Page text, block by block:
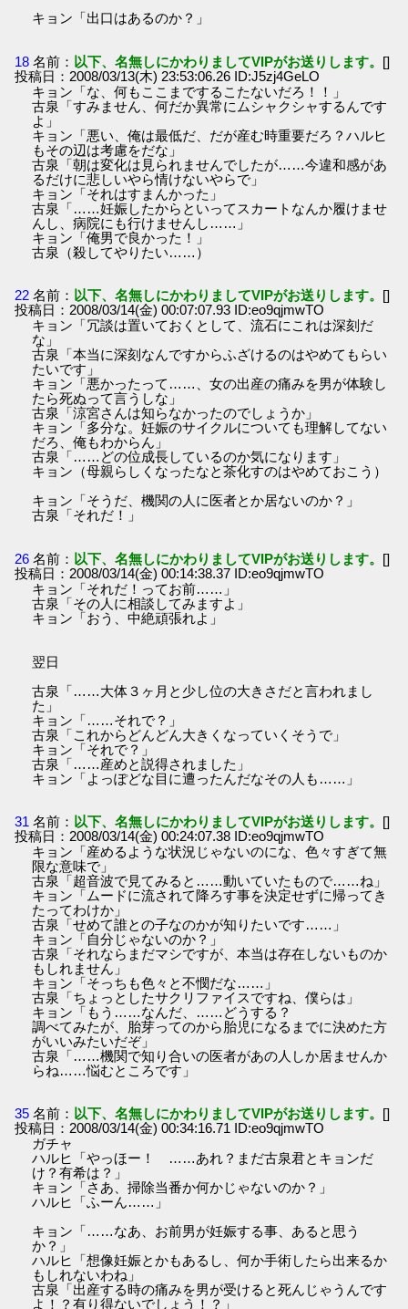
キョン「出口はあるのか？」
18 名前： 以下、名無しにかわりましてVIPがお送りします。 []
投稿日：2008/03/13(木) 23:53:06.26 ID:J5zj4GeLO
キョン「な、何もここまでするこたないだろ！！」
古泉「すみません、何だか異常にムシャクシャするんです
よ」
キョン「悪い、俺は最低だ、だが産む時重要だろ？ハルヒ
もその辺は考慮をだな」
古泉「朝は変化は見られませんでしたが……今違和感があ
るだけに悲しいやら情けないやらで」
キョン「それはすまんかった」
古泉「……妊娠したからといってスカートなんか履けませ
んし、病院にも行けませんし……」
キョン「俺男で良かった！」
古泉（殺してやりたい……）
22 名前： 以下、名無しにかわりましてVIPがお送りします。 []
投稿日：2008/03/14(金) 00:07:07.93 ID:eo9qjmwTO
キョン「冗談は置いておくとして、流石にこれは深刻だ
な」
古泉「本当に深刻なんですからふざけるのはやめてもらい
たいです」
キョン「悪かったって……、女の出産の痛みを男が体験し
たら死ぬって言うしな」
古泉「涼宮さんは知らなかったのでしょうか」
キョン「多分な。妊娠のサイクルについても理解してない
だろ、俺もわからん」
古泉「……どの位成長しているのか気になります」
キョン（母親らしくなったなと茶化すのはやめておこう）
キョン「そうだ、機関の人に医者とか居ないのか？」
古泉「それだ！」
26 名前： 以下、名無しにかわりましてVIPがお送りします。 []
投稿日：2008/03/14(金) 00:14:38.37 ID:eo9qjmwTO
キョン「それだ！ってお前……」
古泉「その人に相談してみますよ」
キョン「おう、中絶頑張れよ」
翌日
古泉「……大体３ヶ月と少し位の大きさだと言われまし
た」
キョン「……それで？」
古泉「これからどんどん大きくなっていくそうで」
キョン「それで？」
古泉「……産めと説得されました」
キョン「よっぽどな目に遭ったんだなその人も……」
31 名前： 以下、名無しにかわりましてVIPがお送りします。 []
投稿日：2008/03/14(金) 00:24:07.38 ID:eo9qjmwTO
キョン「産めるような状況じゃないのにな、色々すぎて無
限な意味で」
古泉「超音波で見てみると……動いていたもので……ね」
キョン「ムードに流されて降ろす事を決定せずに帰ってき
たってわけか」
古泉「せめて誰との子なのかが知りたいです……」
キョン「自分じゃないのか？」
古泉「それならまだマシですが、本当は存在しないものか
もしれません」
キョン「そっちも色々と不憫だな……」
古泉「ちょっとしたサクリファイスですね、僕らは」
キョン「もう……なんだ、……どうする？
調べてみたが、胎芽ってのから胎児になるまでに決めた方
がいいみたいだぞ」
古泉「……機関で知り合いの医者があの人しか居ませんか
らね……悩むところです」
35 名前： 以下、名無しにかわりましてVIPがお送りします。 []
投稿日：2008/03/14(金) 00:34:16.71 ID:eo9qjmwTO
ガチャ
ハルヒ「やっほー！ ……あれ？まだ古泉君とキョンだ
け？有希は？」
キョン「さあ、掃除当番か何かじゃないのか？」
ハルヒ「ふーん……」
キョン「……なあ、お前男が妊娠する事、あると思う
か？」
ハルヒ「想像妊娠とかもあるし、何か手術したら出来るか
もしれないわね」
古泉「出産する時の痛みを男が受けると死んじゃうんです
よ！？有り得ないでしょう！？」